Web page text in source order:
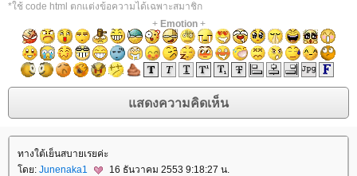
*ใช้ code html ตกแต่งข้อความได้เฉพาะสมาชิก
+ Emotion+
ทางใต้เย็นสบายเรยค่ะ
ดย: Junenaka1 16 ธันวาคม 2553 9:18:27 น.